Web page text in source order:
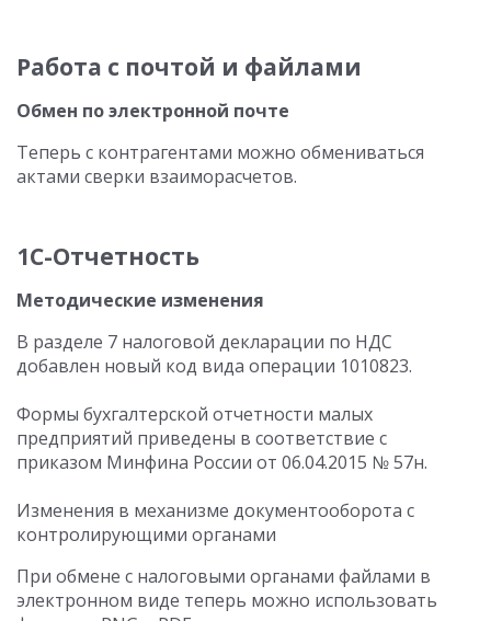
Работа с почтой и файлами
Обмен по электронной почте
Теперь с контрагентами можно обмениваться
актами сверки взаиморасчетов.
1С-Отчетность
Методические изменения
В разделе 7 налоговой декларации по НДС
добавлен новый код вида операции 1010823.
Формы бухгалтерской отчетности малых
предприятий приведены в соответствие с
приказом Минфина России от 06.04.2015 № 57н.
Изменения в механизме документооборота с
контролирующими органами
При обмене с налоговыми органами файлами в
электронном виде теперь можно использовать